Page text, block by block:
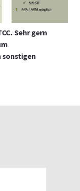
Sehr gern
sonstigen